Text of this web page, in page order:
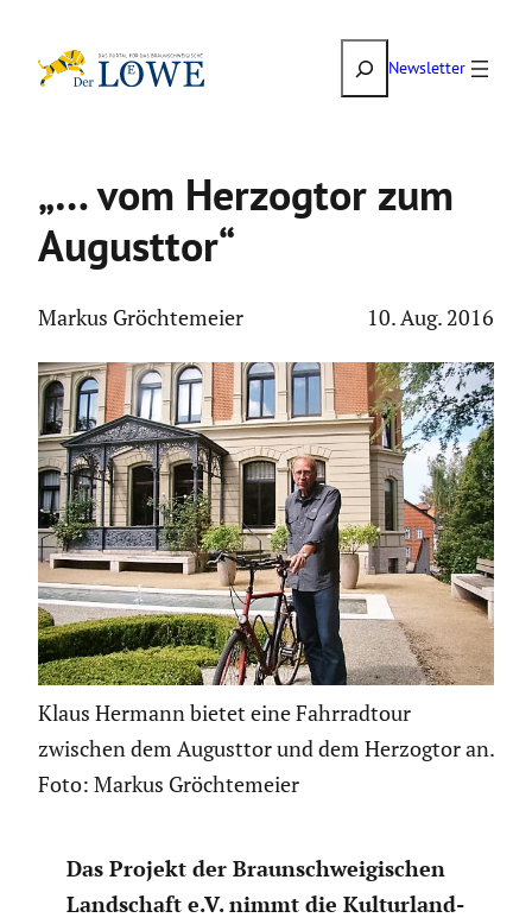
Inhalt
SuchenNewsletter
„… vom Herzogtor zum
Augusttor“
Markus Gröchtemeier 10. Aug. 2016
Klaus Hermann bietet eine Fahrradtour
zwischen dem Augusttor und dem Herzogtor an.
Foto: Markus Gröchtemeier
Das Projekt der Braun­schwei­gi­schen
Landschaft e.V. nimmt die Kultur­land­